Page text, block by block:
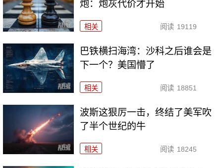
炮：炮灰代价才开始
相关 阅读 19119
巴铁横扫海湾：沙科之后谁会是
下一个？美国懵了
相关 阅读 18851
波斯这狠厉一击，终结了美军吹
了半个世纪的牛
相关 阅读 18245